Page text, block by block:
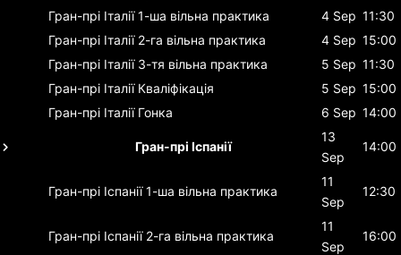
Гран-прі Італії 1-ша вільна практика 4 Sep 11:30
Гран-прі Італії 2-га вільна практика 4 Sep 15:00
Гран-прі Італії 3-тя вільна практика 5 Sep 11:30
Гран-прі Італії Кваліфікація 5 Sep 15:00
Гран-прі Італії Гонка 6 Sep 14:00
Гран-прі Іспанії
13
Sep
14:00
Гран-прі Іспанії 1-ша вільна практика
11
Sep
12:30
Гран-прі Іспанії 2-га вільна практика
11
Sep
16:00